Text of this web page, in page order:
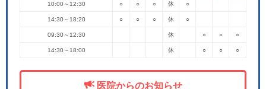
10:00～12:30 ○ ○ ○ 休 ○
14:30～18:20 ○ ○ ○ 休 ○
09:30～12:30 休 ○ ○ ○
14:30～18:00 休 ○ ○ ○
医院からのお知らせ